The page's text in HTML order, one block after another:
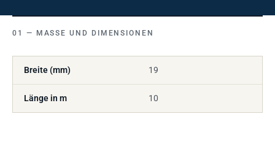
MASSE UND DIMENSIONEN
Breite (mm) 19
Länge in m 10